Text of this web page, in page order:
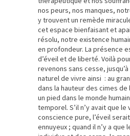
nos peurs, nos manques,
y trouvent un remède
cet espace bienfaisant et
résolu, notre existence
en profondeur. La présence
d’éveil et de liberté. Voilà
revenons sans cesse,
naturel de vivre ainsi : au
dans la hauteur des cimes
un pied dans le monde
temporel. S’il n’y avait que le
conscience pure, l’éveil
ennuyeux ; quand il n’y a que